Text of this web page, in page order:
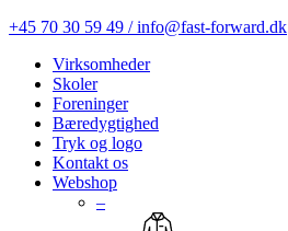
+45 70 30 59 49 / info@fast-forward.dk
Virksomheder
Skoler
Foreninger
Bæredygtighed
Tryk og logo
Kontakt os
Webshop
–